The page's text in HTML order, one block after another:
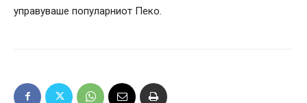
управуваше популарниот Пеко.